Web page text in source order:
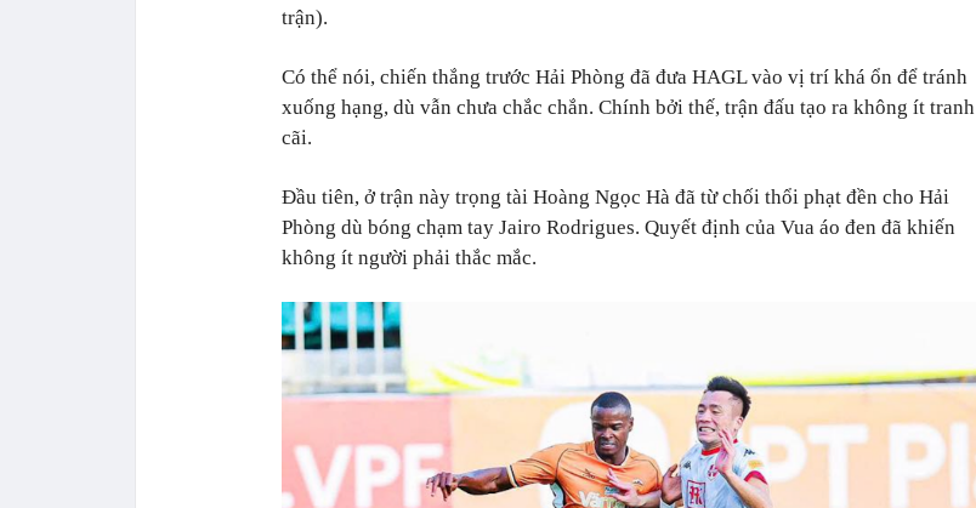
trận).
Có thể nói, chiến thắng trước Hải Phòng đã đưa HAGL vào vị trí khá ổn để tránh
xuống hạng, dù vẫn chưa chắc chắn. Chính bởi thế, trận đấu tạo ra không ít tranh
cãi.
Đầu tiên, ở trận này trọng tài Hoàng Ngọc Hà đã từ chối thổi phạt đền cho Hải
Phòng dù bóng chạm tay Jairo Rodrigues. Quyết định của Vua áo đen đã khiến
không ít người phải thắc mắc.